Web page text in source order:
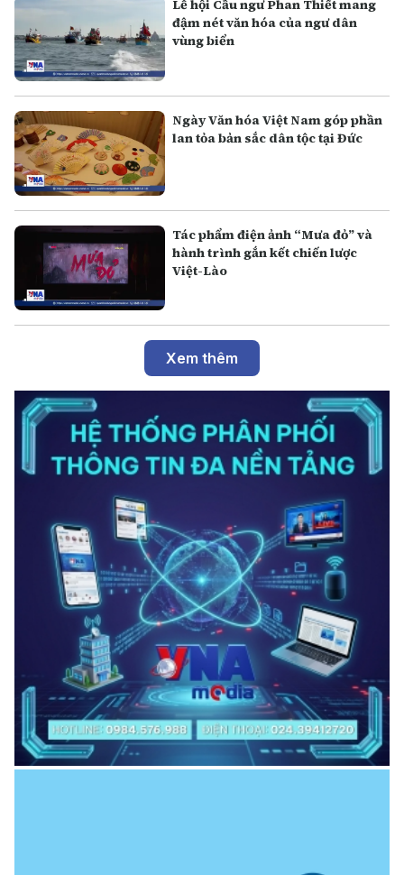
Lễ hội Cầu ngư Phan Thiết mang
đậm nét văn hóa của ngư dân
vùng biển
Ngày Văn hóa Việt Nam góp phần
lan tỏa bản sắc dân tộc tại Đức
Tác phẩm điện ảnh “Mưa đỏ” và
hành trình gắn kết chiến lược
Việt-Lào
Xem thêm